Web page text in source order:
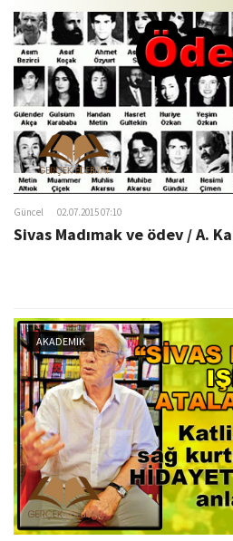
Güncel 02.07.2015 07:10
Sivas Madımak ve ödev / A.
AKADEMIK